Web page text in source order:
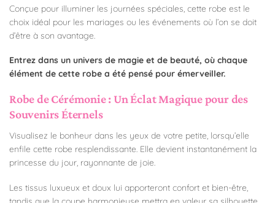
Conçue pour illuminer les journées spéciales, cette robe est le
choix idéal pour les mariages ou les événements où l’on se doit
d’être à son avantage.
Entrez dans un univers de magie et de beauté, où chaque
élément de cette robe a été pensé pour émerveiller.
Robe de Cérémonie : Un Éclat Magique pour des
Souvenirs Éternels
Visualisez le bonheur dans les yeux de votre petite, lorsqu’elle
enfile cette robe resplendissante. Elle devient instantanément la
princesse du jour, rayonnante de joie.
Les tissus luxueux et doux lui apporteront confort et bien-être,